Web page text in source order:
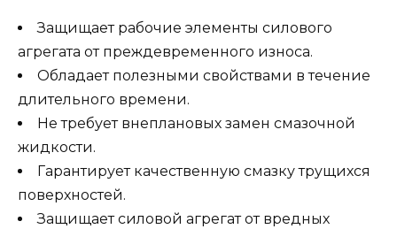
Защищает рабочие элементы силового
агрегата от преждевременного износа.
Обладает полезными свойствами в течение
длительного времени.
Не требует внеплановых замен смазочной
жидкости.
Гарантирует качественную смазку трущихся
поверхностей.
Защищает силовой агрегат от вредных